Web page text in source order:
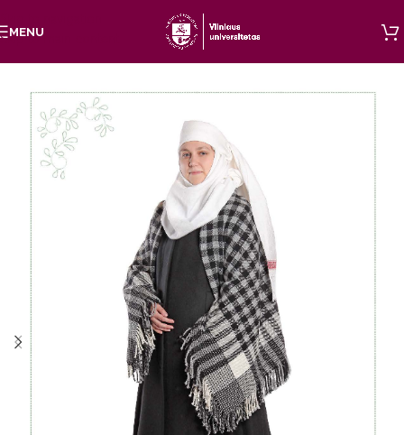
Skip to main content
MENU